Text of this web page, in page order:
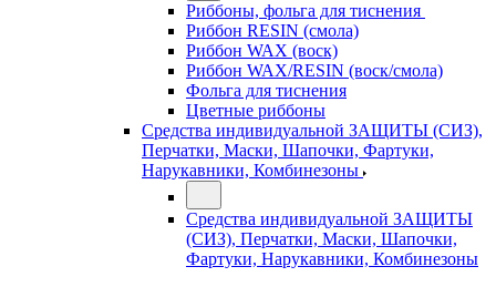
Риббоны, фольга для тиснения
Риббон RESIN (смола)
Риббон WAX (воск)
Риббон WAX/RESIN (воск/смола)
Фольга для тиснения
Цветные риббоны
Средства индивидуальной ЗАЩИТЫ (СИЗ),
Перчатки, Маски, Шапочки, Фартуки,
Нарукавники, Комбинезоны
Средства индивидуальной ЗАЩИТЫ
(СИЗ), Перчатки, Маски, Шапочки,
Фартуки, Нарукавники, Комбинезоны